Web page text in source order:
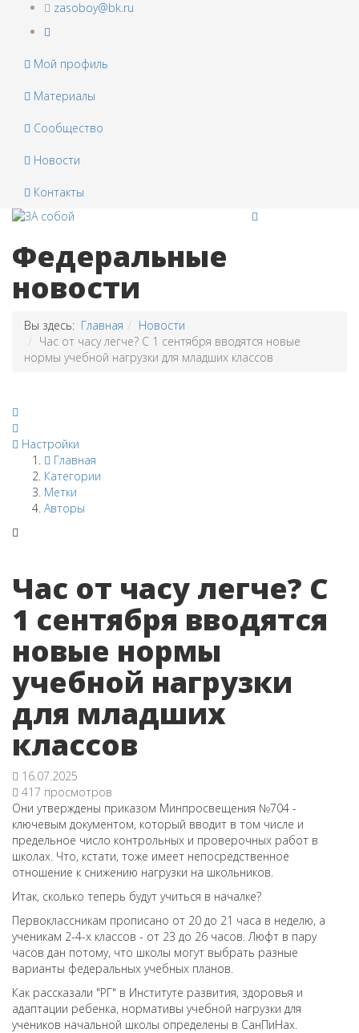
zasoboy@bk.ru
Мой профиль
Материалы
Сообщество
Новости
Контакты
Федеральные
новости
Вы здесь: Главная
Новости
Час от часу легче? С 1 сентября вводятся новые
нормы учебной нагрузки для младших классов
Настройки
Главная
Категории
Метки
Авторы
Час от часу легче? С
1 сентября вводятся
новые нормы
учебной нагрузки
для младших
классов
16.07.2025
417 просмотров
Они утверждены приказом Минпросвещения №704 -
ключевым документом, который вводит в том числе и
предельное число контрольных и проверочных работ в
школах. Что, кстати, тоже имеет непосредственное
отношение к снижению нагрузки на школьников.
Итак, сколько теперь будут учиться в началке?
Первоклассникам прописано от 20 до 21 часа в неделю, а
ученикам 2-4-х классов - от 23 до 26 часов. Люфт в пару
часов дан потому, что школы могут выбрать разные
варианты федеральных учебных планов.
Как рассказали "РГ" в Институте развития, здоровья и
адаптации ребенка, нормативы учебной нагрузки для
учеников начальной школы определены в СанПиНах.